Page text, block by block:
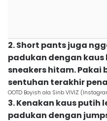
2. Short pants juga
padukan dengan
sneakers hitam. Pakai
sentuhan terakhir
OOTD Boyish ala Sinb VIVIZ
3. Kenakan kaus putih
padukan dengan